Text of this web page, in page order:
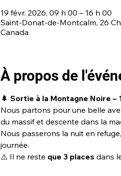
19 févr. 2026, 09 h 00 – 16 h 00
Saint-Donat-de-Montcalm, 26
Canada
À propos de
🌲 Sortie à la Montagne Noire –
Nous partons pour une belle
du massif et descente dans la
Nous passerons la nuit en
journée.
⚠️ Il ne reste que 3 places dans